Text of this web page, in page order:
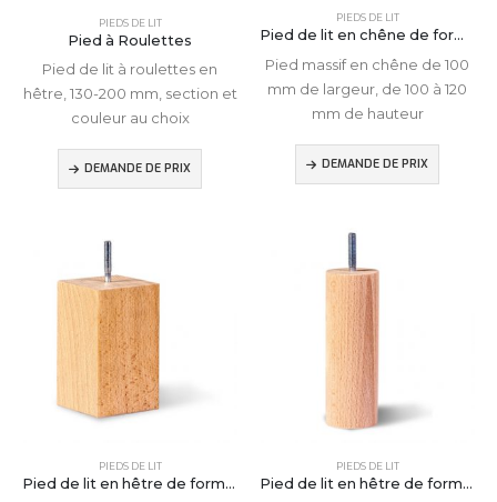
PIEDS DE LIT
Pied à Roulettes
Pied de lit à roulettes en
hêtre, 130-200 mm, section et
couleur au choix
DEMANDE DE PRIX
PIEDS DE LIT
Pied de lit en chêne de forme cubique
Pied massif en chêne de 100
mm de largeur, de 100 à 120
mm de hauteur
DEMANDE DE PRIX
PIEDS DE LIT
Pied de lit en hêtre de forme cubique
PIEDS DE LIT
Pied de lit en hêtre de forme cylindrique